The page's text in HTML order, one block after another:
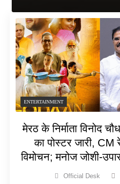
ENTERTAINMENT
मेरठ के निर्माता विनोद
का पोस्टर जारी, CM
विमोचन; मनोज जोशी-
Official Desk